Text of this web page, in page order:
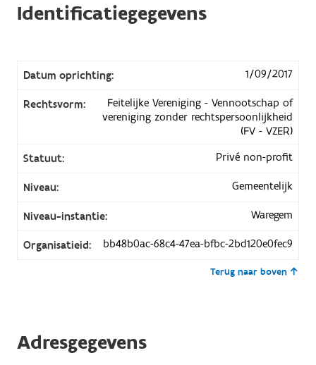
Identificatiegegevens
Datum oprichting: 1/09/2017
Rechtsvorm:
Feitelijke Vereniging - Vennootschap of
vereniging zonder rechtspersoonlijkheid
(FV - VZER)
Statuut:
Privé non-profit
Niveau: Gemeentelijk
Niveau-instantie: Waregem
Organisatieid: bb48b0ac-68c4-47ea-bfbc-2bd120e0fec9
Terug naar boven
Adresgegevens